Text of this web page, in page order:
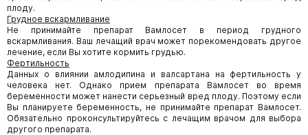
плоду.
Грудное вскармливание
Не принимайте препарат Вамлосет в период грудного
вскармливания. Ваш лечащий врач может порекомендовать другое
лечение, если Вы хотите кормить грудью.
Фертильность
Данных о влиянии амлодипина и валсартана на фертильность у
человека нет. Однако прием препарата Вамлосет во время
беременности может нанести серьезный вред плоду. Поэтому если
Вы планируете беременность, не принимайте препарат Вамлосет.
Обязательно проконсультируйтесь с лечащим врачом для выбора
другого препарата.